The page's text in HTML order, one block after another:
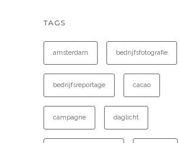
TAGS
amsterdam bedrijfsfotografie
bedrijfsreportage cacao
campagne daglicht